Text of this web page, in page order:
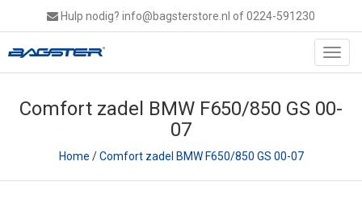
Hulp nodig? info@bagsterstore.nl of 0224-591230
Comfort zadel BMW F650/850 GS 00-
07
Home /Comfort zadel BMW F650/850 GS 00-07